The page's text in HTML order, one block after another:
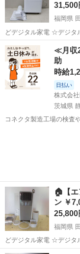
31,500
福岡県
どデジタル家電 ☆デジタ
ｉｋｏｎ…
福岡 田川郡 季節
≪月収
助
時給
日払い
株式会
茨城県
コネクタ製造工場の検査
🏠【
ン ￥
25,800
福岡県
どデジタル家電 ☆デジタ
ｉｋｏｎ…